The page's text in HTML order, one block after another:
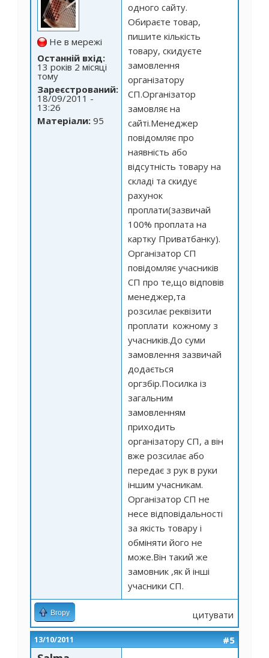
Не в мережі
Останній вхід:
13 років 2 місяці
тому
Зареєстрований:
18/09/2011 -
13:26
Матеріали: 95
одного сайту.
Обираєте товар,
пишите кількість
товару, скидуєте
замовлення
організатору
СП.Організатор
замовляє на
сайті.Менеджер
повідомляє про
наявність або
відсутність товару на
складі та скидує
рахунок
проплати(зазвичай
100% проплата на
картку Приватбанку).
Організатор СП
повідомляє учасників
СП про те,що відповів
менеджер,та
розсилає реквізити
проплати кожному з
учасників.До суми
замовлення зазвичай
додається
оргзбір.Посилка із
загальним
замовленням
приходить
організатору СП, а він
вже розсилає або
передає з рук в руки
іншим учасникам.
Організатор СП не
несе відповідальності
за якість товару і
обміняти його не
може.Він такий же
замовник ,як й інші
учасники СП.
Вгору цитувати
13/10/2011 #5